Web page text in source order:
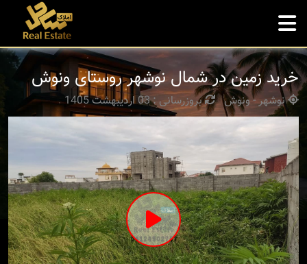
خرید زمین در شمال نوشهر روستای ونوش
نوشهر - ونوش بروزرسانی : 03 اردیبهشت 1405